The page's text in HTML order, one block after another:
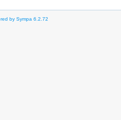
by Sympa 6.2.72